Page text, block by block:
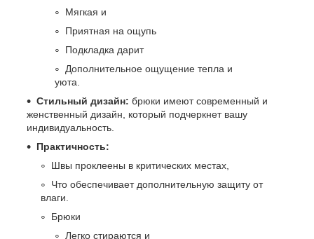
Мягкая и
Приятная на ощупь
Подкладка дарит
Дополнительное ощущение тепла и
уюта.
Стильный дизайн: брюки имеют современный и
женственный дизайн, который подчеркнет вашу
индивидуальность.
Практичность:
Швы проклеены в критических местах,
Что обеспечивает дополнительную защиту от
влаги.
Брюки
Легко стираются и